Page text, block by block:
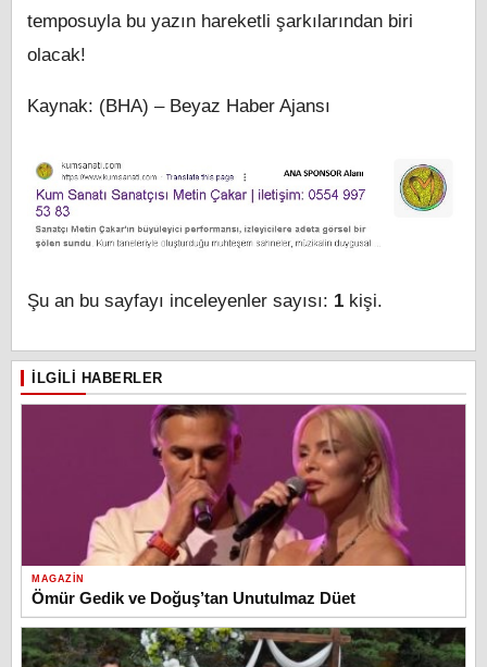
temposuyla bu yazın hareketli şarkılarından biri
olacak!
Kaynak: (BHA) – Beyaz Haber Ajansı
Şu an bu sayfayı inceleyenler sayısı: 1 kişi.
İLGILI HABERLER
MAGAZIN
Ömür Gedik ve Doğuş’tan Unutulmaz Düet